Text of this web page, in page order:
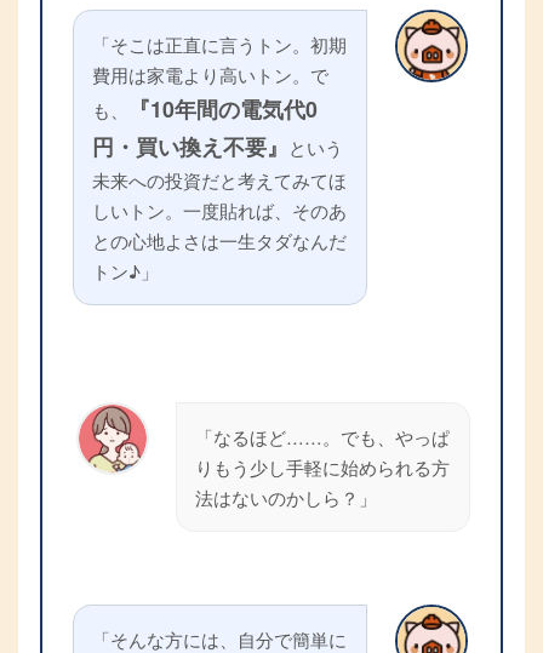
「そこは正直に言うトン。初期
費用は家電より高いトン。で
も、
『10年間の電気代0
円・買い換え不要』 という
未来への投資だと考えてみてほ
しいトン。一度貼れば、そのあ
との心地よさは一生タダなんだ
トン♪」
「なるほど……。でも、やっぱ
りもう少し手軽に始められる方
法はないのかしら？」
「そんな方には、自分で簡単に